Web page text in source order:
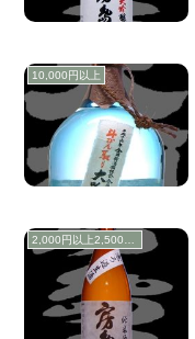
10,000円以上
2,000円以上2,500円未満